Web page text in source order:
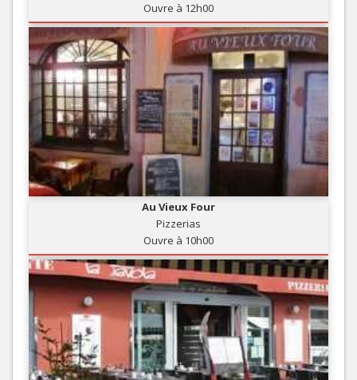
Ouvre à 12h00
Au Vieux Four
Pizzerias
Ouvre à 10h00